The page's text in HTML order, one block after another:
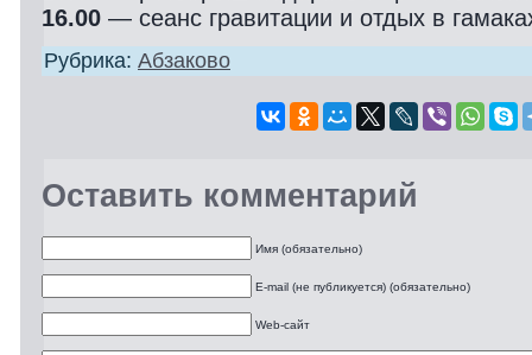
16.00 — сеанс гравитации и отдых в
Рубрика: Абзаково
Оставить комментарий
Имя (обязательно)
E-mail (не публикуется) (обязательно)
Web-сайт